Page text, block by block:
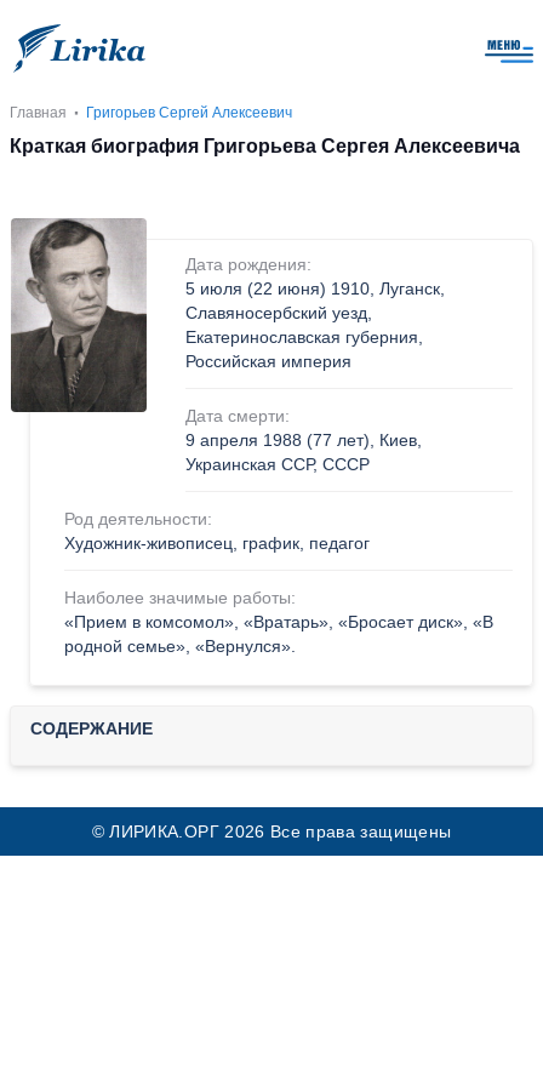
Главная Григорьев Сергей Алексеевич
Краткая биография Григорьева Сергея Алексеевича
Дата рождения:
5 июля (22 июня) 1910, Луганск,
Славяносербский уезд,
Екатеринославская губерния,
Российская империя
Дата смерти:
9 апреля 1988 (77 лет), Киев,
Украинская ССР, СССР
Род деятельности:
Художник-живописец, график, педагог
Наиболее значимые работы:
«Прием в комсомол», «Вратарь», «Бросает диск», «В
родной семье», «Вернулся».
СОДЕРЖАНИЕ
© ЛИРИКА.ОРГ 2026 Все права защищены